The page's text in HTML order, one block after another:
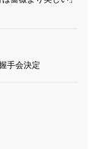
手会決定